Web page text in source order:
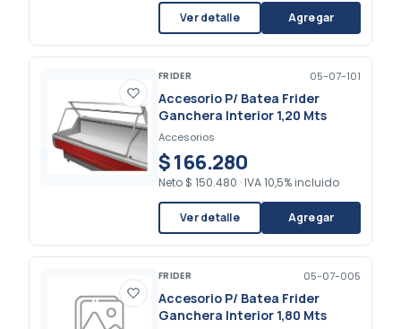
Ver detalle Agregar
FRIDER 05-07-101
Accesorio P/ Batea Frider
Ganchera Interior 1,20 Mts
Accesorios
$ 166.280
Neto $ 150.480 · IVA 10,5% incluido
Ver detalle Agregar
FRIDER 05-07-005
Accesorio P/ Batea Frider
Ganchera Interior 1,80 Mts